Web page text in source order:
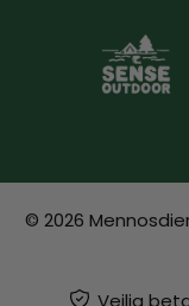
© 2026